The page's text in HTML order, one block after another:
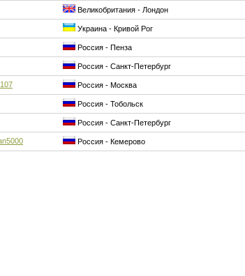
Великобритания - Лондон
Украина - Кривой Рог
Россия - Пенза
Россия - Санкт-Петербург
Россия - Москва
Россия - Тобольск
Россия - Санкт-Петербург
Россия - Кемерово